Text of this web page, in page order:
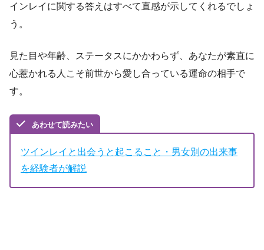
インレイに関する答えはすべて直感が示してくれるでしょ
う。
見た目や年齢、ステータスにかかわらず、あなたが素直に
心惹かれる人こそ前世から愛し合っている運命の相手で
す。
あわせて読みたい
ツインレイと出会うと起こること・男女別の出来事
を経験者が解説